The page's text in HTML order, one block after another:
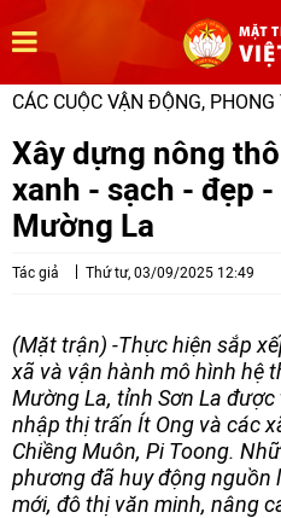
CÁC CUỘC VẬN ĐỘNG,
Xây dựng nông
xanh - sạch - đẹp
Mường La
Tác giả Thứ tư, 03/09/2025 12:49
(Mặt trận) -Thực hiện sắp
xã và vận hành mô hình hệ
Mường La, tỉnh Sơn La
nhập thị trấn Ít Ong và các
Chiềng Muôn, Pi Toong.
phương đã huy động nguồn
mới, đô thị văn minh, nâng